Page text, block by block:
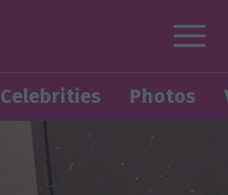
Celebrities Photos